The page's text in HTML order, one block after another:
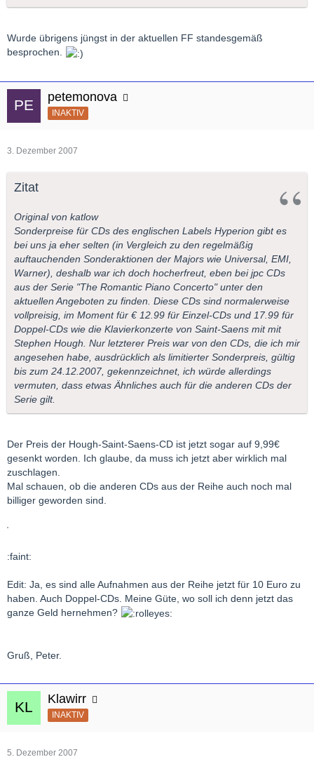
Wurde übrigens jüngst in der aktuellen FF standesgemäß
besprochen.
petemonova
INAKTIV
3. Dezember 2007
Zitat
Original von katlow
Sonderpreise für CDs des englischen Labels Hyperion gibt es
bei uns ja eher selten (in Vergleich zu den regelmäßig
auftauchenden Sonderaktionen der Majors wie Universal, EMI,
Warner), deshalb war ich doch hocherfreut, eben bei jpc CDs
aus der Serie "The Romantic Piano Concerto" unter den
aktuellen Angeboten zu finden. Diese CDs sind normalerweise
vollpreisig, im Moment für € 12.99 für Einzel-CDs und 17.99 für
Doppel-CDs wie die Klavierkonzerte von Saint-Saens mit mit
Stephen Hough. Nur letzterer Preis war von den CDs, die ich mir
angesehen habe, ausdrücklich als limitierter Sonderpreis, gültig
bis zum 24.12.2007, gekennzeichnet, ich würde allerdings
vermuten, dass etwas Ähnliches auch für die anderen CDs der
Serie gilt.
Der Preis der Hough-Saint-Saens-CD ist jetzt sogar auf 9,99€
gesenkt worden. Ich glaube, da muss ich jetzt aber wirklich mal
zuschlagen.
Mal schauen, ob die anderen CDs aus der Reihe auch noch mal
billiger geworden sind.
:faint:
Edit: Ja, es sind alle Aufnahmen aus der Reihe jetzt für 10 Euro zu
haben. Auch Doppel-CDs. Meine Güte, wo soll ich denn jetzt das
ganze Geld hernehmen?
Gruß, Peter.
Klawirr
INAKTIV
5. Dezember 2007